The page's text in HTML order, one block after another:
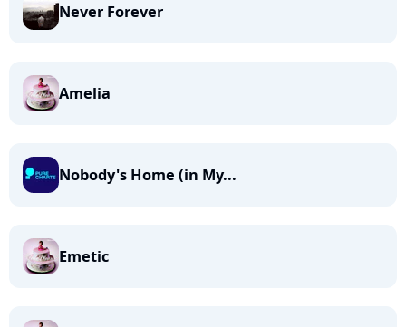
Never Forever
Amelia
Nobody's Home (in My...
Emetic